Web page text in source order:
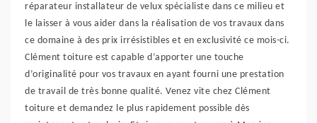
réparateur installateur de velux spécialiste dans ce milieu et
le laisser à vous aider dans la réalisation de vos travaux dans
ce domaine à des prix irrésistibles et en exclusivité ce mois-ci.
Clément toiture est capable d’apporter une touche
d’originalité pour vos travaux en ayant fourni une prestation
de travail de très bonne qualité. Venez vite chez Clément
toiture et demandez le plus rapidement possible dès